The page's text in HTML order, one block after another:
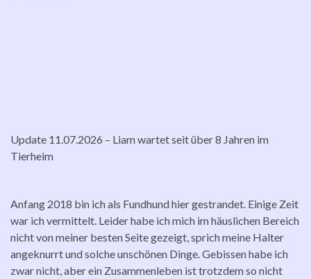
Update 11.07.2026 – Liam wartet seit über 8 Jahren im
Tierheim
Anfang 2018 bin ich als Fundhund hier gestrandet. Einige Zeit
war ich vermittelt. Leider habe ich mich im häuslichen Bereich
nicht von meiner besten Seite gezeigt, sprich meine Halter
angeknurrt und solche unschönen Dinge. Gebissen habe ich
zwar nicht, aber ein Zusammenleben ist trotzdem so nicht